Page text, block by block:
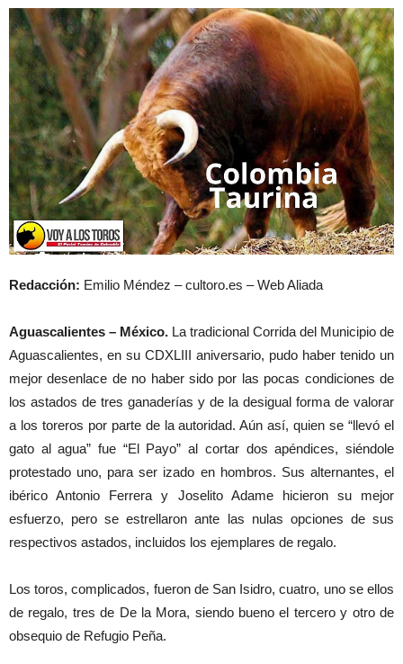
Redacción: Emilio Méndez – cultoro.es – Web Aliada
Aguascalientes – México. La tradicional Corrida del Municipio de
Aguascalientes, en su CDXLIII aniversario, pudo haber tenido un
mejor desenlace de no haber sido por las pocas condiciones de
los astados de tres ganaderías y de la desigual forma de valorar
a los toreros por parte de la autoridad. Aún así, quien se “llevó el
gato al agua” fue “El Payo” al cortar dos apéndices, siéndole
protestado uno, para ser izado en hombros. Sus alternantes, el
ibérico Antonio Ferrera y Joselito Adame hicieron su mejor
esfuerzo, pero se estrellaron ante las nulas opciones de sus
respectivos astados, incluidos los ejemplares de regalo.
Los toros, complicados, fueron de San Isidro, cuatro, uno se ellos
de regalo, tres de De la Mora, siendo bueno el tercero y otro de
obsequio de Refugio Peña.